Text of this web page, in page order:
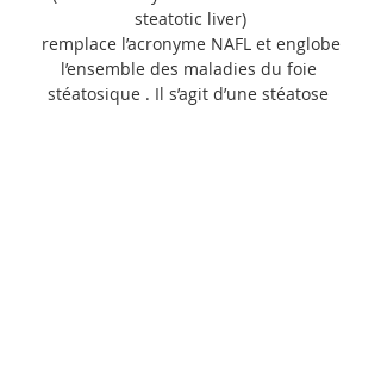
steatotic liver)
remplace l’acronyme NAFL et englobe
l’ensemble des maladies du foie
stéatosique . Il s’agit d’une stéatose